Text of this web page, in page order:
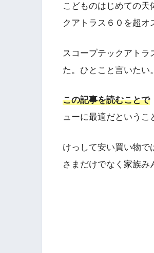
こどものはじめての天
クアトラス６０を超オ
スコープテックアト
た。ひとこと言いた
この記事を読むことで
ューに最適だというこ
けっして安い買い物で
さまだけでなく家族み